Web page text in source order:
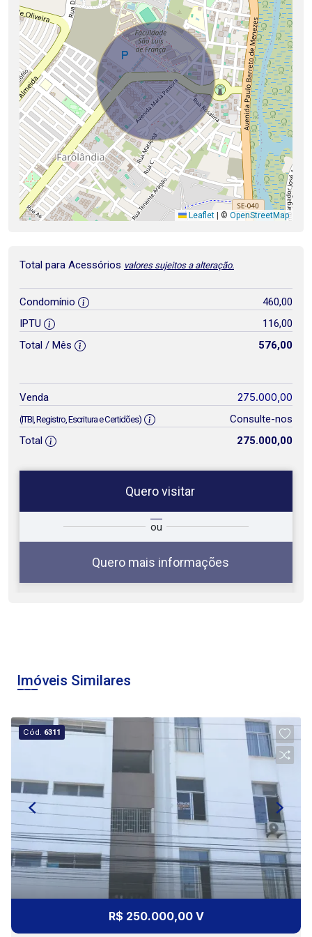
Leaflet | © OpenStreetMap
Total para Acessórios valores sujeitos a alteração.
Condomínio
460,00
IPTU
116,00
Total / Mês
576,00
Venda 275.000,00
(ITBI, Registro, Escritura e Certidões)
Consulte-nos
Total
275.000,00
Quero visitar
ou
Quero mais informações
Qual o melhor dia e horário para
você?
11
Aug/Tue
09:00
10:00
11:00
12:00
Continuar
Imóveis Similares
Cód. 6311
R$ 250.000,00 V